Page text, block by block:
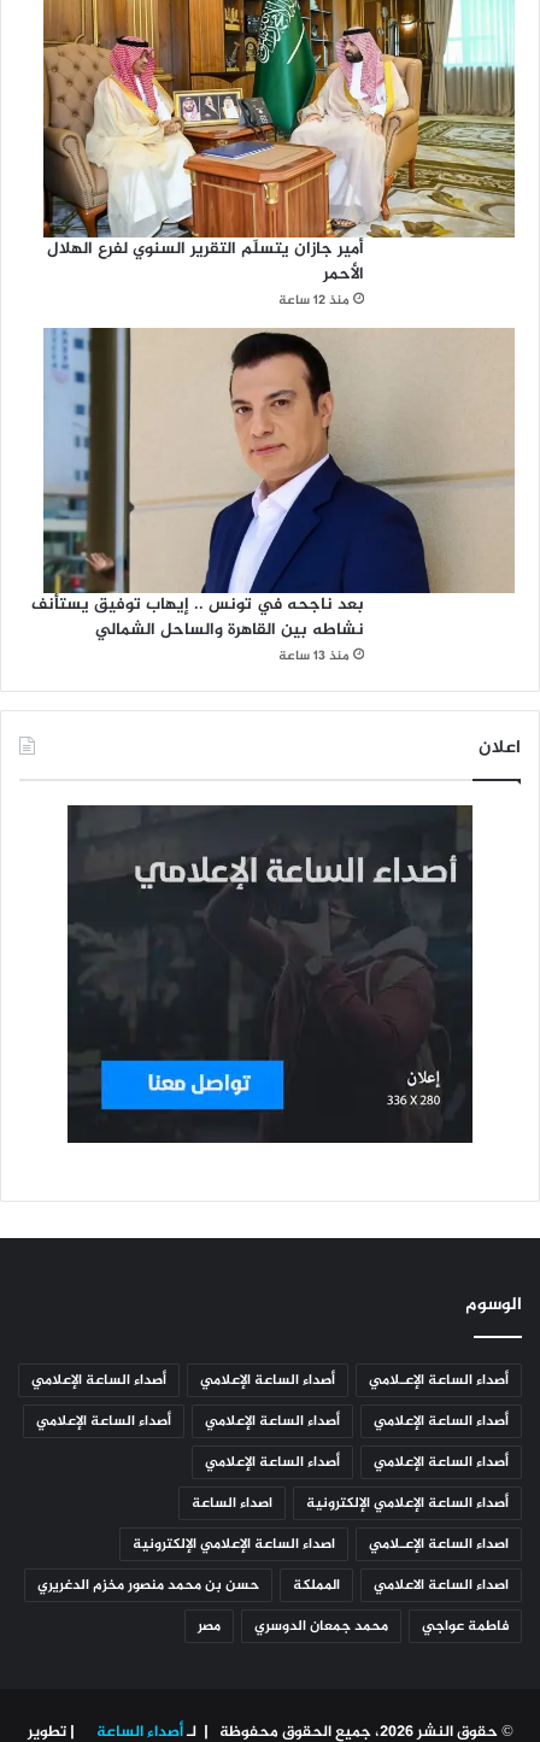
أمير جازان يتسلّم التقرير السنوي لفرع الهلال
الأحمر
منذ 12 ساعة
بعد ناجحه في تونس .. إيهاب توفيق يستأنف
نشاطه بين القاهرة والساحل الشمالي
منذ 13 ساعة
اعلان
الوسوم
أصداء الساعة الإعـلامي أصداء الساعة الإعلامي
أصداء الساعة الإعلامي
أصداء الساعة الإعلامي
أصداء الساعة الإعلامي
أصداء الساعة الإعلامي
أصداء الساعة الإعلامي
أصداء الساعة الإعلامي
أصداء الساعة الإعلامي الإلكترونية
اصداء الساعة
اصداء الساعة الإعـلامي
اصداء الساعة الإعلامي الإلكترونية
اصداء الساعة الاعلامي
المملكة
حسن بن محمد منصور مخزم الدغريري
فاطمة عواجي
محمد جمعان الدوسري مصر
© حقوق النشر 2026، جميع الحقوق محفوظة | لـ أصداء الساعة | تطوير